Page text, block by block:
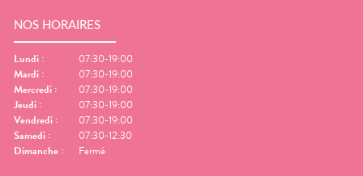
NOS HORAIRES
Lundi :
07:30-19:00
Mardi :
07:30-19:00
Mercredi :
07:30-19:00
Jeudi :
07:30-19:00
Vendredi :
07:30-19:00
Samedi :
07:30-12:30
Dimanche : Fermé